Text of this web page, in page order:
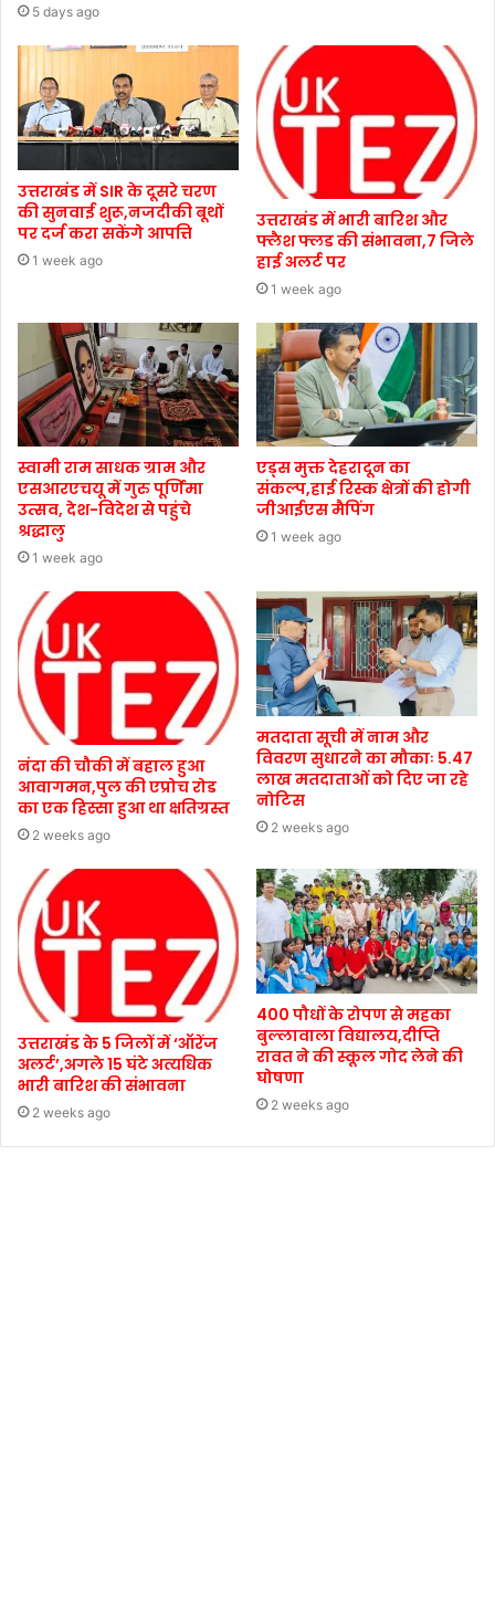
5 days ago
उत्तराखंड में SIR के दूसरे चरण
की सुनवाई शुरू,नजदीकी बूथों
पर दर्ज करा सकेंगे आपत्ति
1 week ago
उत्तराखंड में भारी बारिश और
फ्लैश फ्लड की संभावना,7 जिले
हाई अलर्ट पर
1 week ago
स्वामी राम साधक ग्राम और
एसआरएचयू में गुरु पूर्णिमा
उत्सव, देश-विदेश से पहुंचे
श्रद्धालु
1 week ago
एड्स मुक्त देहरादून का
संकल्प,हाई रिस्क क्षेत्रों की होगी
जीआईएस मैपिंग
1 week ago
नंदा की चौकी में बहाल हुआ
आवागमन,पुल की एप्रोच रोड
का एक हिस्सा हुआ था क्षतिग्रस्त
2 weeks ago
मतदाता सूची में नाम और
विवरण सुधारने का मौकाः 5.47
लाख मतदाताओं को दिए जा रहे
नोटिस
2 weeks ago
उत्तराखंड के 5 जिलों में ‘ऑरेंज
अलर्ट’,अगले 15 घंटे अत्यधिक
भारी बारिश की संभावना
2 weeks ago
400 पौधों के रोपण से महका
बुल्लावाला विद्यालय,दीप्ति
रावत ने की स्कूल गोद लेने की
घोषणा
2 weeks ago